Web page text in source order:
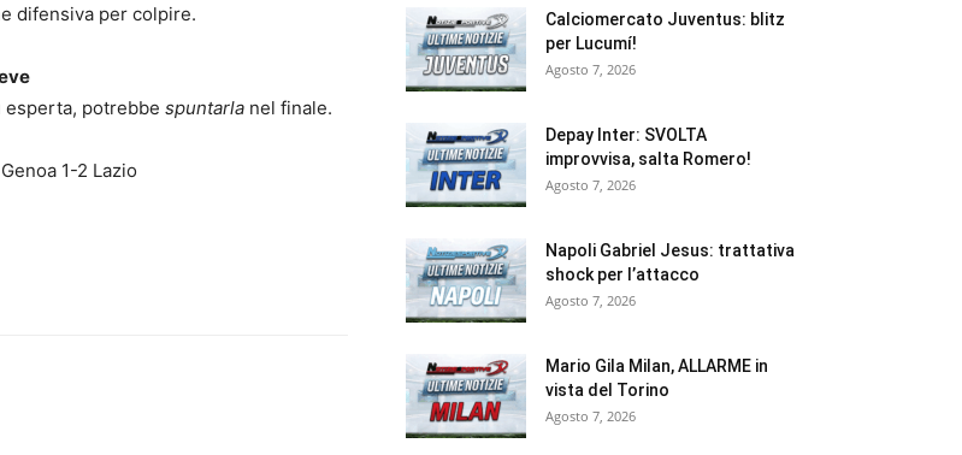
difensiva per colpire.
esperta, potrebbe spuntarla nel finale.
Genoa 1-2 Lazio
Calciomercato Juventus: blitz
per Lucumí!
Agosto 7, 2026
Depay Inter: SVOLTA
improvvisa, salta Romero!
Agosto 7, 2026
Napoli Gabriel Jesus: trattativa
shock per l’attacco
Agosto 7, 2026
Mario Gila Milan, ALLARME in
vista del Torino
Agosto 7, 2026